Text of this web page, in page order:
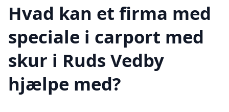
Hvad kan et firma med
speciale i carport med
skur i Ruds Vedby
hjælpe med?